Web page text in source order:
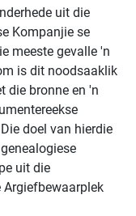
uit die
Kompanjie se
meeste gevalle 'n
is dit noodsaaklik
die bronne en 'n
doel van hierdie
uit die
Argiefbewaarplek